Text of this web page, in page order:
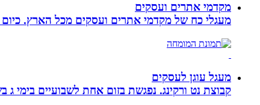
מקדמי אתרים ועסקים
מעגלי כח של מקדמי אתרים ועסקים מכל הארץ. כיום
מעגל עוגן לעסקים
קבוצת נט ורקינג. נפגשת בזום אחת לשבועיים בימי ג בשעה